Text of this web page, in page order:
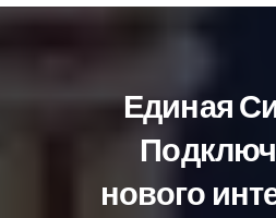
Единая
нового